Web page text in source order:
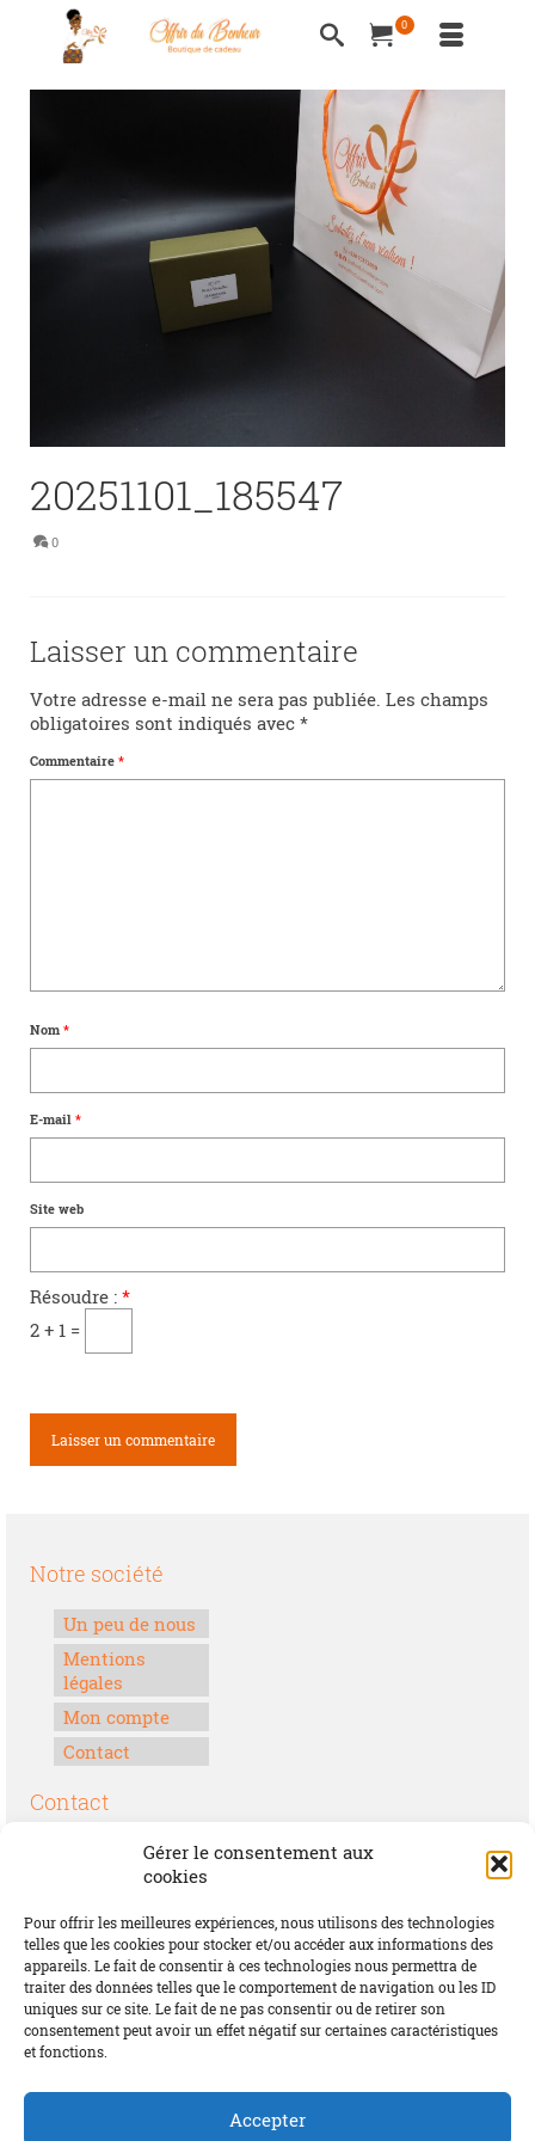
Gérer le consentement aux
cookies
Pour offrir les meilleures expériences, nous utilisons des technologies
telles que les cookies pour stocker et/ou accéder aux informations des
appareils. Le fait de consentir à ces technologies nous permettra de
traiter des données telles que le comportement de navigation ou les ID
uniques sur ce site. Le fait de ne pas consentir ou de retirer son
consentement peut avoir un effet négatif sur certaines caractéristiques
et fonctions.
Accepter
0
20251101_185547
0
Laisser un commentaire
Votre adresse e-mail ne sera pas publiée. Les champs
obligatoires sont indiqués avec *
Commentaire *
Nom *
E-mail *
Site web
Résoudre : *
2 + 1 =
Notre société
Un peu de nous
Mentions
légales
Mon compte
Contact
Contact
Boulevard Félix Houphouët-Boigny
contact@offrirdubonheur.com
Blog